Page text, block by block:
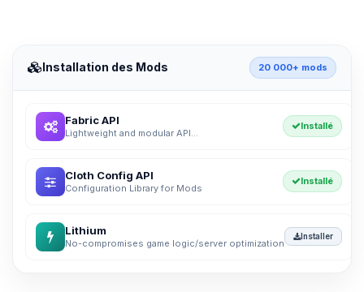
Installation des Mods 20 000+ mods
Fabric API
Lightweight and modular API...
Installé
Cloth Config API
Configuration Library for Mods
Installé
Lithium
No-compromises game logic/server optimization
Installer